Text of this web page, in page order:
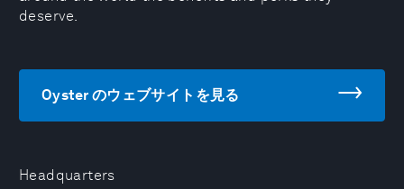
Headquarters
deserve.
Oyster のウェブサイトを見る